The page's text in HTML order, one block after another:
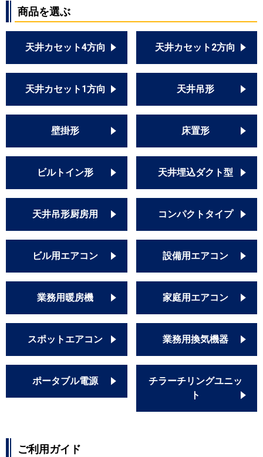
商品を選ぶ
天井カセット4方向 天井カセット2方向
天井カセット1方向 天井吊形
壁掛形 床置形
ビルトイン形 天井埋込ダクト型
天井吊形厨房用 コンパクトタイプ
ビル用エアコン 設備用エアコン
業務用暖房機 家庭用エアコン
スポットエアコン 業務用換気機器
ポータブル電源
チラーチリングユニッ
ト
ご利用ガイド